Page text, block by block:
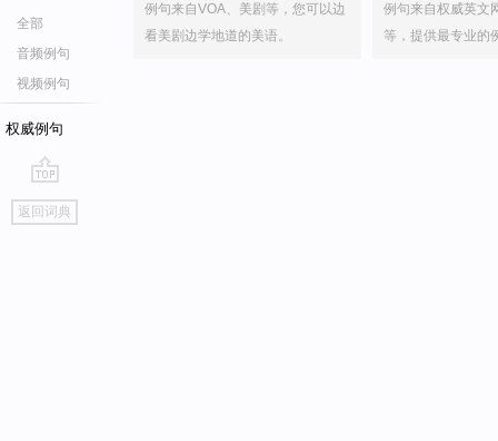
全部
音频例句
视频例句
权威例句
go
top
返回词典
例句来自VOA、美剧等，您可以边
看美剧边学地道的美语。
例句来自权威英文
等，提供最专业的